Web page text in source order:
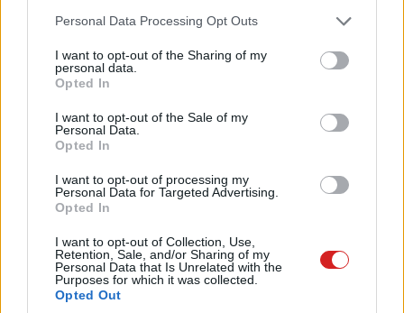
Please note that this website/app uses one or more Google
not limited to your visit or usage behaviour. You may click to
grant or deny consent to Google and its third-party tags to
use your data for below specified purposes in below Google
consent section.
Personal Data Processing Opt Outs
I want to opt-out of the Sharing of my
personal data.
Opted In
I want to opt-out of the Sale of my
Personal Data.
Opted In
I want to opt-out of processing my
Personal Data for Targeted Advertising.
Opted In
I want to opt-out of Collection, Use,
Retention, Sale, and/or Sharing of my
Personal Data that Is Unrelated with the
Purposes for which it was collected.
Opted Out
szivárogtató áll a történtek hátterében, aki
emlegetett eszközről készült fotókat. Ezek azt sugallják,
hogy erősen módosított, Android-alapú operációs
Switch által diktált divatot követi, aszimmetrikus
elrendezésű analóg karokkal, 4 funkciógombbal, a bal
16:9-es arányú, feltehetően 7 vagy 8 hüvelykes kijelzővel.
És persze a ravaszok és a vállgombok sem maradtak le.
Kattints a képre a galériáért!